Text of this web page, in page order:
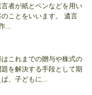
者が紙とペンなどを用い
ことをいいます。 遺言
...
これまでの贈与や株式の
を解決する手段として期
、子どもに...